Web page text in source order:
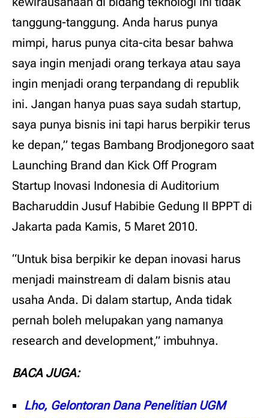
tanggung-tanggung. Anda harus punya
mimpi, harus punya cita-cita besar bahwa
saya ingin menjadi orang terkaya atau saya
ingin menjadi orang terpandang di republik
ini. Jangan hanya puas saya sudah startup,
saya punya bisnis ini tapi harus berpikir terus
ke depan,” tegas Bambang Brodjonegoro saat
Launching Brand dan Kick Off Program
Startup Inovasi Indonesia di Auditorium
Bacharuddin Jusuf Habibie Gedung II BPPT di
Jakarta pada Kamis, 5 Maret 2010.
“Untuk bisa berpikir ke depan inovasi harus
menjadi mainstream di dalam bisnis atau
usaha Anda. Di dalam startup, Anda tidak
pernah boleh melupakan yang namanya
research and development,” imbuhnya.
BACA JUGA:
Lho, Gelontoran Dana Penelitian UGM